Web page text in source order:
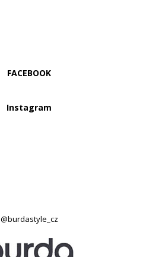
FACEBOOK
Instagram
@burdastyle_cz